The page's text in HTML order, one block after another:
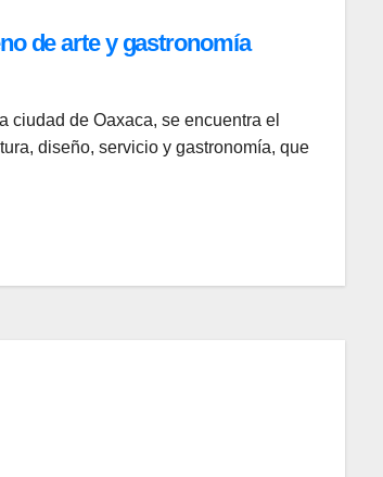
de arte y gastronomía
ciudad de Oaxaca, se encuentra el
diseño, servicio y gastronomía, que